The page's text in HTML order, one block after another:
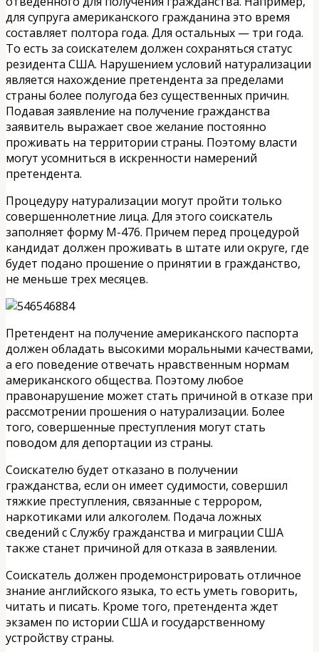
для супруга американского гражданина это время
составляет полтора года. Для остальных — три года.
То есть за соискателем должен сохраняться статус
резидента США. Нарушением условий натурализации
является нахождение претендента за пределами
страны более полугода без существенных причин.
Подавая заявление на получение гражданства
заявитель выражает свое желание постоянно
проживать на территории страны. Поэтому власти
могут усомниться в искренности намерений
претендента.
Процедуру натурализации могут пройти только
совершеннолетние лица. Для этого соискатель
заполняет форму М-476. Причем перед процедурой
кандидат должен проживать в штате или округе, где
будет подано прошение о принятии в гражданство,
не меньше трех месяцев.
Претендент на получение американского паспорта
должен обладать высокими моральными качествами,
а его поведение отвечать нравственным нормам
американского общества. Поэтому любое
правонарушение может стать причиной в отказе при
рассмотрении прошения о натурализации. Более
того, совершенные преступления могут стать
поводом для депортации из страны.
Соискателю будет отказано в получении
гражданства, если он имеет судимости, совершил
тяжкие преступления, связанные с террором,
наркотиками или алкоголем. Подача ложных
сведений с Службу гражданства и миграции США
также станет причиной для отказа в заявлении.
Соискатель должен продемонстрировать отличное
знание английского языка, то есть уметь говорить,
читать и писать. Кроме того, претендента ждет
экзамен по истории США и государственному
устройству страны.